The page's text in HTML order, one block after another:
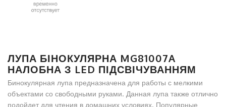
ЛУПА БІНОКУЛЯРНА MG81007A
НАЛОБНА З LED ПІДСВІЧУВАННЯМ
Бинокулярная лупа предназначена для работы с мелкими
объектами со свободными руками. Данная лупа также отлично
подойдет для чтения в домашних условиях. Популярные